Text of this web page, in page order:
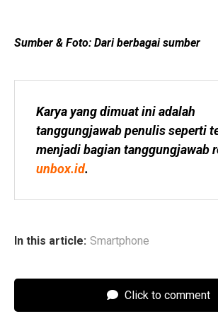
Sumber & Foto: Dari berbagai sumber
Karya yang dimuat ini adalah
tanggungjawab penulis seperti
unbox.id.
In this article: Smartphone
Click to comment